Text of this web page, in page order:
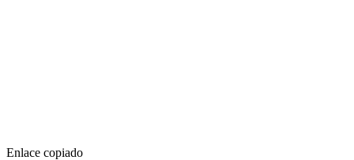
Enlace copiado